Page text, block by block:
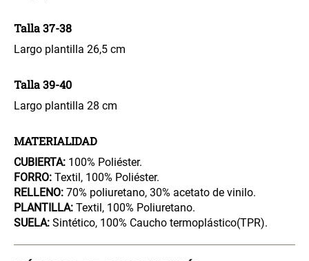
Talla 37-38
Largo plantilla 26,5 cm
Talla 39-40
Largo plantilla 28 cm
MATERIALIDAD
CUBIERTA: 100% Poliéster.
FORRO: Textil, 100% Poliéster.
RELLENO: 70% poliuretano, 30% acetato de vinilo.
PLANTILLA: Textil, 100% Poliuretano.
SUELA: Sintético, 100% Caucho termoplástico(TPR).
S/ 269.00
S/ 69.90S/ 55.90
Organizador Cubiertos Bambú
Extensible
S/ 63.90S/ 44.70 S/ 99.90S/ 39.90